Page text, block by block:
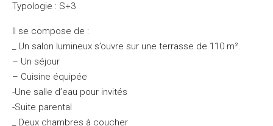
Typologie : S+3
Il se compose de :
_ Un salon lumineux s’ouvre sur une terrasse de 110 m².
– Un séjour
– Cuisine équipée
-Une salle d’eau pour invités
-Suite parental
_ Deux chambres à coucher